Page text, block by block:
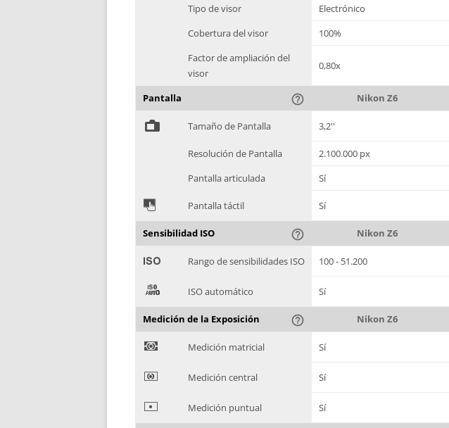
Tipo de visor
Electrónico
Cobertura del visor
100%
Factor de ampliación del
visor
0,80x
Pantalla help_outline Nikon Z6
% Tamaño de Pantalla 3,2''
Resolución de Pantalla 2.100.000 px
Pantalla articulada
Sí
& Pantalla táctil Sí
Sensibilidad ISO help_outline Nikon Z6
' Rango de sensibilidades ISO 100 - 51.200
( ISO automático Sí
Medición de la Exposición help_outline Nikon Z6
) Medición matricial Sí
* Medición central Sí
+ Medición puntual Sí